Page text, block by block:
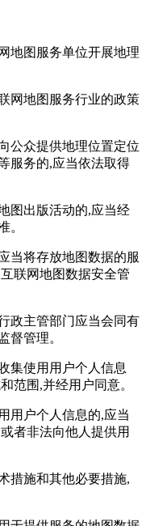
地图服务单位开展地理
网地图服务行业的政策
公众提供地理位置定位
服务的,应当依法取得
图出版活动的,应当经
。
当将存放地图数据的服
联网地图数据安全管
政主管部门应当会同有
督管理。
集使用用户个人信息
范围,并经用户同意。
用户个人信息的,应当
者非法向他人提供用
措施和其他必要措施,